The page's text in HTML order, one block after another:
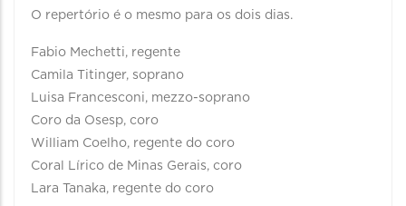
O repertório é o mesmo para os dois dias.
Fabio Mechetti, regente
Camila Titinger, soprano
Luisa Francesconi, mezzo-soprano
Coro da Osesp, coro
William Coelho, regente do coro
Coral Lírico de Minas Gerais, coro
Lara Tanaka, regente do coro